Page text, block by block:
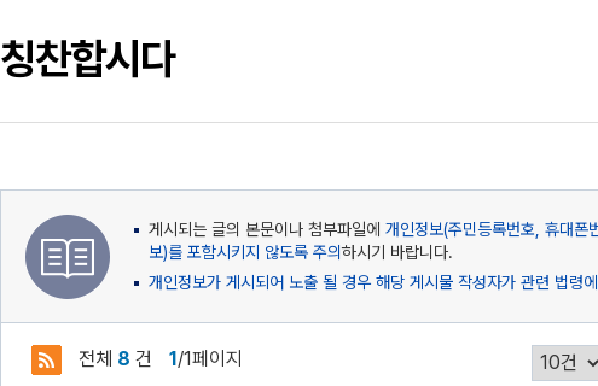
칭찬합시다
게시되는 글의 본문이나 첨부파일에 개인정보(주민등록번호, 휴대폰
보)를 포함시키지 않도록 주의하시기 바랍니다.
개인정보가 게시되어 노출 될 경우 해당 게시물 작성자가 관련 법령
전체 8 건 1/1페이지